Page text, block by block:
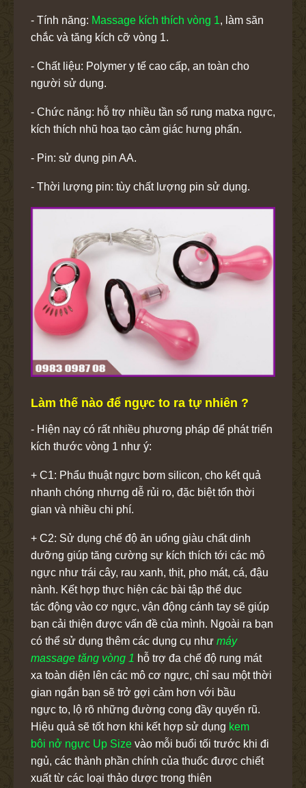
- Tính năng: Massage kích thích vòng 1, làm săn
chắc và tăng kích cỡ vòng 1.
- Chất liệu: Polymer y tế cao cấp, an toàn cho
người sử dụng.
- Chức năng: hỗ trợ nhiều tần số rung matxa ngực,
kích thích nhũ hoa tạo cảm giác hưng phấn.
- Pin: sử dụng pin AA.
- Thời lượng pin: tùy chất lượng pin sử dụng.
Làm thế nào để ngực to ra tự nhiên ?
- Hiện nay có rất nhiều phương pháp để phát triển
kích thước vòng 1 như ý:
+ C1: Phẩu thuật ngực bơm silicon, cho kết quả
nhanh chóng nhưng dễ rủi ro, đặc biệt tốn thời
gian và nhiều chi phí.
+ C2: Sử dụng chế độ ăn uống giàu chất dinh
dưỡng giúp tăng cường sự kích thích tới các mô
ngực như trái cây, rau xanh, thịt, pho mát, cá, đậu
nành. Kết hợp thực hiện các bài tập thể dục
tác động vào cơ ngực, vận động cánh tay sẽ giúp
bạn cải thiện được vấn đề của mình. Ngoài ra bạn
có thể sử dụng thêm các dụng cụ như máy
massage tăng vòng 1 hỗ trợ đa chế độ rung mát
xa toàn diện lên các mô cơ ngực, chỉ sau một thời
gian ngắn bạn sẽ trở gợi cảm hơn với bầu
ngực to, lộ rõ những đường cong đầy quyến rũ.
Hiệu quả sẽ tốt hơn khi kết hợp sử dụng kem
bôi nở ngực Up Size vào mỗi buổi tối trước khi đi
ngủ, các thành phần chính của thuốc được chiết
xuất từ các loại thảo dược trong thiên